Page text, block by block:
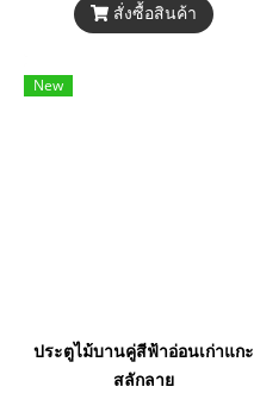
สั่งซื้อสินค้า
New
ประตูไม้บานคู่สีฟ้าอ่อนเก่าแกะ
สลักลาย